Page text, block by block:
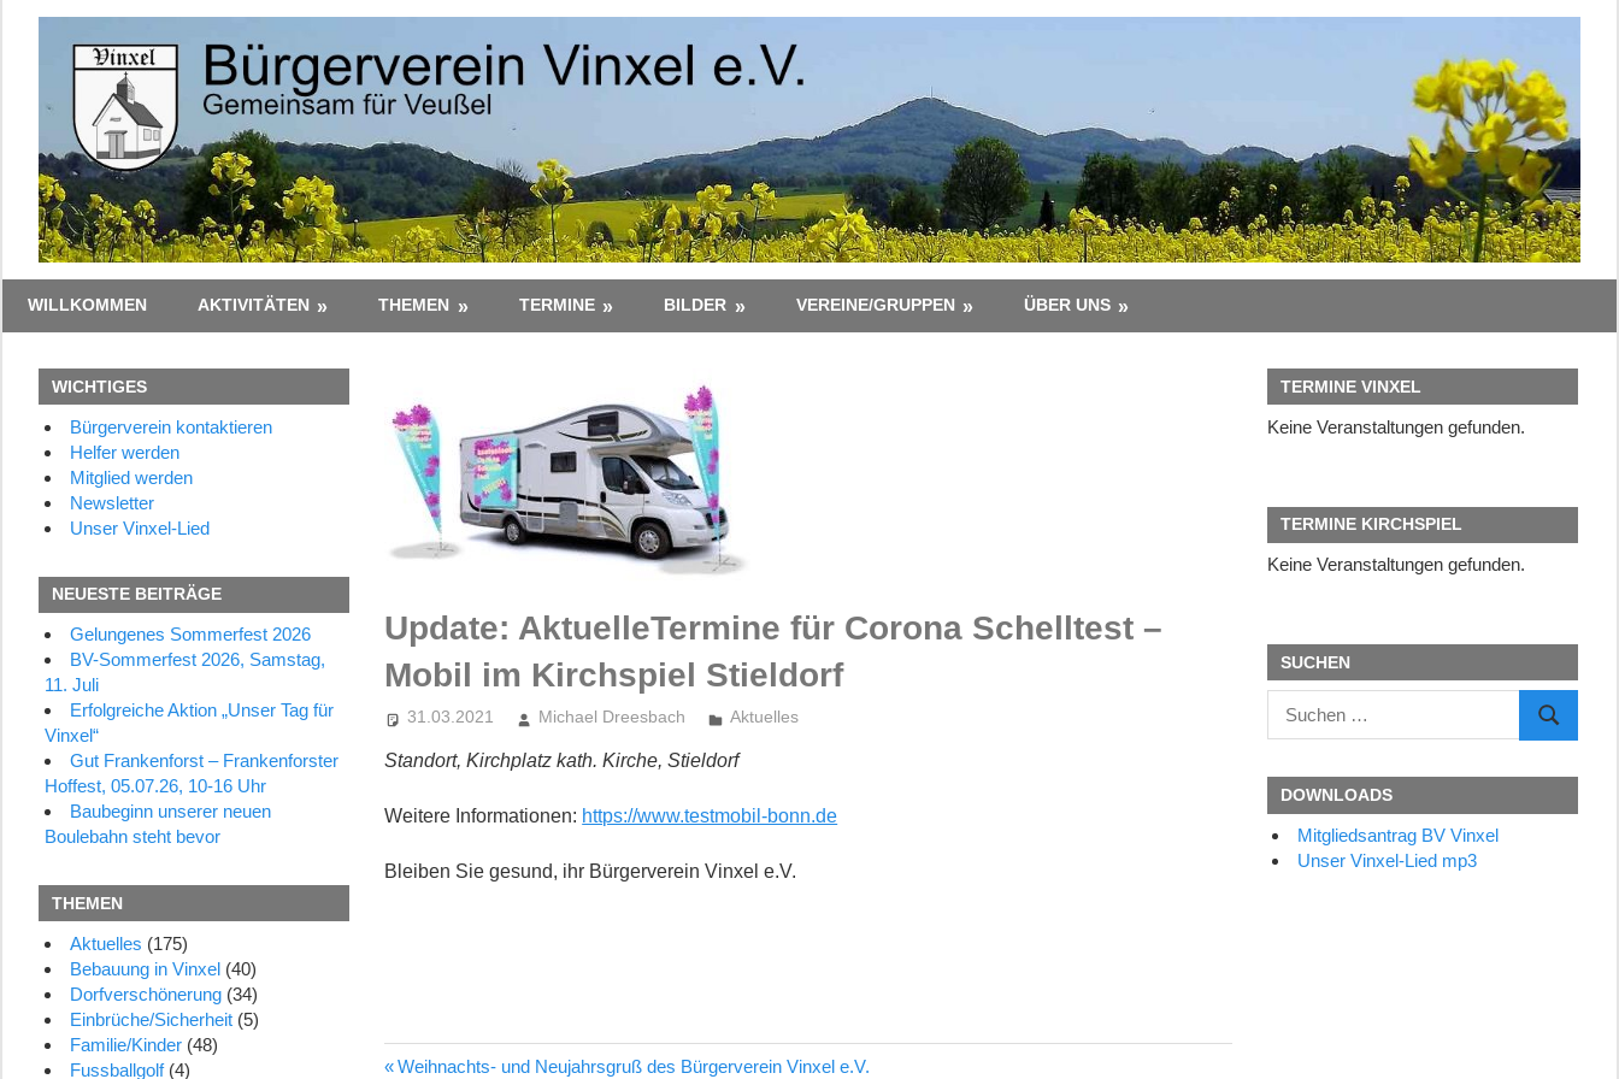
Bürgerverein
e.V.
Gemeinsam
–
Zusammen
WILLKOMMEN AKTIVITÄTEN THEMEN TERMINE BILDER VEREINE/GRUPPEN ÜBER UNS
Update: AktuelleTermine für Corona Schelltest –
Mobil im Kirchspiel Stieldorf
31.03.2021 Michael Dreesbach Aktuelles
Standort, Kirchplatz kath. Kirche, Stieldorf
Weitere Informationen: https://www.testmobil-bonn.de
Bleiben Sie gesund, ihr Bürgerverein Vinxel e.V.
Vorheriger
Weihnachts- und Neujahrsgruß des Bürgerverein Vinxel e.V.
WICHTIGES
Bürgerverein kontaktieren
Helfer werden
Mitglied werden
Newsletter
Unser Vinxel-Lied
NEUESTE BEITRÄGE
Gelungenes Sommerfest 2026
BV-Sommerfest 2026, Samstag,
11. Juli
Erfolgreiche Aktion „Unser Tag für
Vinxel“
Gut Frankenforst – Frankenforster
Hoffest, 05.07.26, 10-16 Uhr
Baubeginn unserer neuen
Boulebahn steht bevor
THEMEN
Aktuelles (175)
Bebauung in Vinxel(40)
Dorfverschönerung(34)
Einbrüche/Sicherheit(5)
Familie/Kinder(48)
Fussballgolf(4)
TERMINE VINXEL
Keine Veranstaltungen gefunden.
TERMINE KIRCHSPIEL
Keine Veranstaltungen gefunden.
SUCHEN
nach:
SUCHEN
DOWNLOADS
Mitgliedsantrag BV Vinxel
Unser Vinxel-Lied mp3